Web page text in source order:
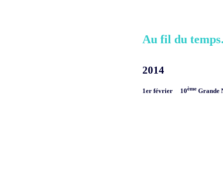
Au fil du
2014
1er février 10ème Grande